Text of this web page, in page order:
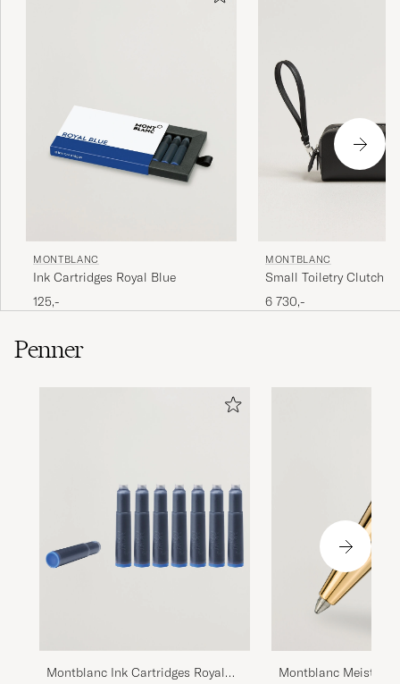
MONTBLANC
Ink Cartridges Royal Blue
125,-
MONTBLANC
Small Toiletry Clutch
Leather Black
6 730,-
Penner
Montblanc Ink Cartridges Royal
Montblanc